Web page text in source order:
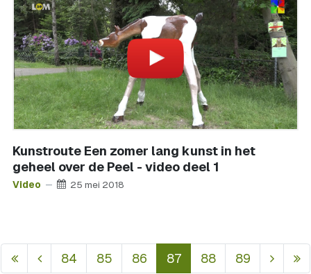
Kunstroute Een zomer lang kunst in het
geheel over de Peel - video deel 1
Video 25 mei 2018
84 85 86 87 88 89